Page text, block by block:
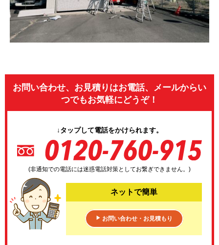
お問い合わせ、お見積りはお電話、メールからい
つでもお気軽にどうぞ！
↓タップして電話をかけられます。
(非通知での電話には迷惑電話対策としてお繋ぎできません。)
ネットで簡単
▶ お問い合わせ・お見積もり